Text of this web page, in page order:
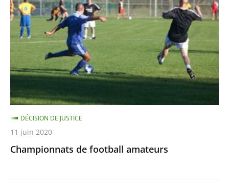
football
amateurs
Championnats de football amateurs
DÉCISION DE JUSTICE
11 juin 2020